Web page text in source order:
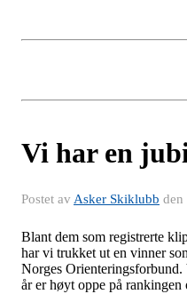
Vi har en
Postet av Asker Skiklubb den
Blant dem som registrerte
har vi trukket ut en vinner
Norges
år er høyt oppe på